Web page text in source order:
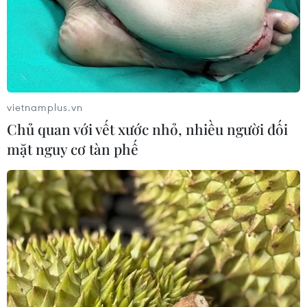
07/08/2026 08:31
Miss Galaxy Vietnam 2026: Sân chơi
nhan sắc khác biệt với dấu ấn công
nghệ
dội, Áo dài - Hanbok 'khoe sắc' bên
sông Hàn
07/08/2026 04:39
Để di sản ướp trà sen Quảng An luôn
song hành cùng nhịp sống đương
đại
vietnamplus.vn
Chủ quan với vết xước nhỏ, nhiều người đối
mặt nguy cơ tàn phế